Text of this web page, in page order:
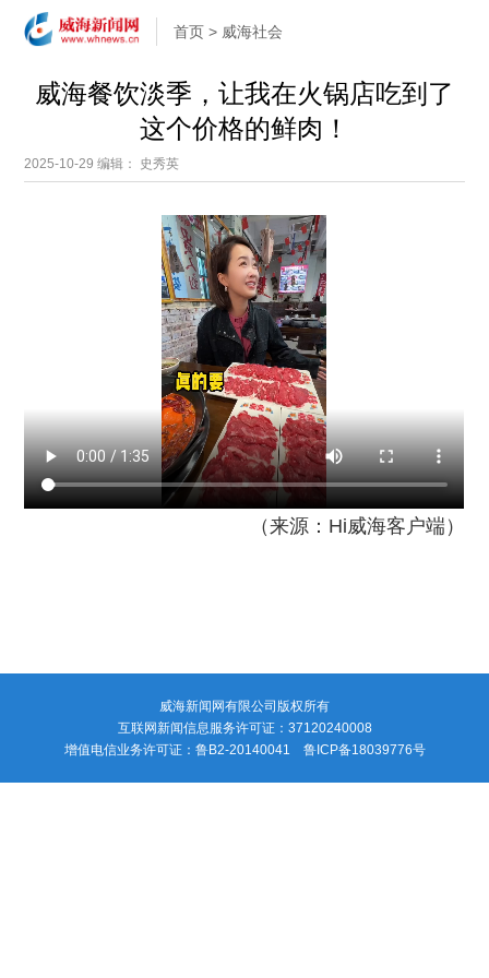
首页 > 威海社会
威海餐饮淡季，让我在火锅店吃到了
这个价格的鲜肉！
2025-10-29编辑： 史秀英
（来源：Hi威海客户端）
威海新闻网有限公司版权所有
互联网新闻信息服务许可证：37120240008
增值电信业务许可证：鲁B2-20140041 鲁ICP备18039776号